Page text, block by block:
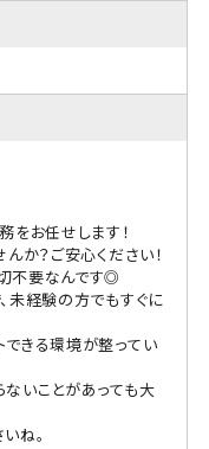
をお任せします！
か？ご安心ください！
不要なんです◎
未経験の方でもすぐに
きる環境が整ってい
いことがあっても大
ね。